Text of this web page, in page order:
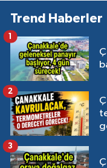
Trend Haberler
1
2
3